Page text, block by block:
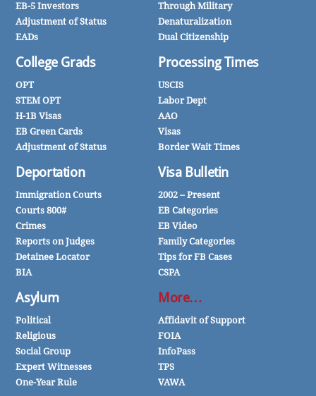
EB-5 Investors
Adjustment of Status
EADs
College Grads
OPT
STEM OPT
H-1B Visas
EB Green Cards
Adjustment of Status
Deportation
Immigration Courts
Courts 800#
Crimes
Reports on Judges
Detainee Locator
BIA
Asylum
Political
Religious
Social Group
Expert Witnesses
One-Year Rule
Through Military
Denaturalization
Dual Citizenship
Processing Times
USCIS
Labor Dept
AAO
Visas
Border Wait Times
Visa Bulletin
2002 – Present
EB Categories
EB Video
Family Categories
Tips for FB Cases
CSPA
More…
Affidavit of Support
FOIA
InfoPass
TPS
VAWA